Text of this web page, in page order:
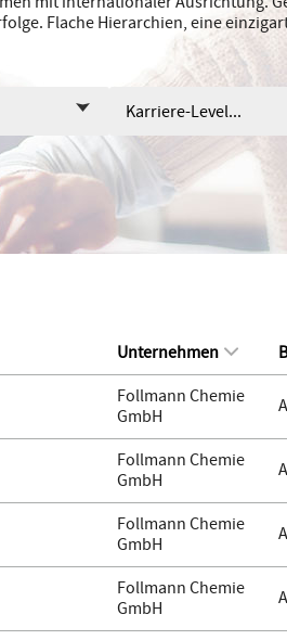
Flache Hierarchien, eine
Karriere-Level...
Unternehmen
Follmann Chemie
GmbH
Follmann Chemie
GmbH
Follmann Chemie
GmbH
Follmann Chemie
GmbH